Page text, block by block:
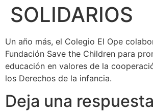
SOLIDARIOS
Un año más, el Colegio El Ope
Fundación Save the Children para
educación en valores de la
los Derechos de la infancia.
Deja una respuesta